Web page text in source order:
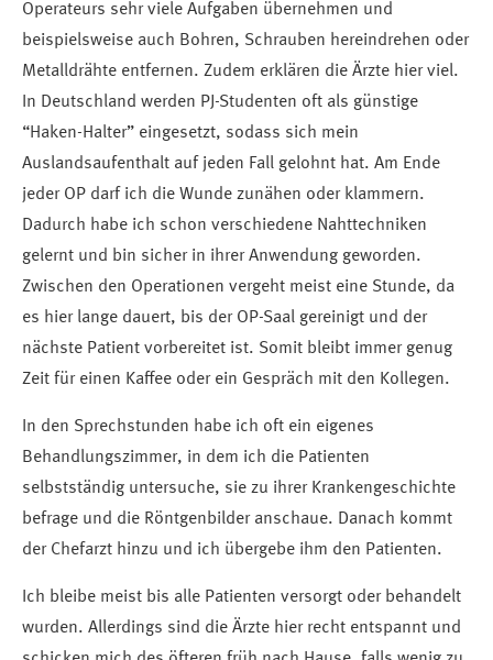
Operateurs sehr viele Aufgaben übernehmen und
beispielsweise auch Bohren, Schrauben hereindrehen oder
Metalldrähte entfernen. Zudem erklären die Ärzte hier viel.
In Deutschland werden PJ-Studenten oft als günstige
“Haken-Halter” eingesetzt, sodass sich mein
Auslandsaufenthalt auf jeden Fall gelohnt hat. Am Ende
jeder OP darf ich die Wunde zunähen oder klammern.
Dadurch habe ich schon verschiedene Nahttechniken
gelernt und bin sicher in ihrer Anwendung geworden.
Zwischen den Operationen vergeht meist eine Stunde, da
es hier lange dauert, bis der OP-Saal gereinigt und der
nächste Patient vorbereitet ist. Somit bleibt immer genug
Zeit für einen Kaffee oder ein Gespräch mit den Kollegen.
In den Sprechstunden habe ich oft ein eigenes
Behandlungszimmer, in dem ich die Patienten
selbstständig untersuche, sie zu ihrer Krankengeschichte
befrage und die Röntgenbilder anschaue. Danach kommt
der Chefarzt hinzu und ich übergebe ihm den Patienten.
Ich bleibe meist bis alle Patienten versorgt oder behandelt
wurden. Allerdings sind die Ärzte hier recht entspannt und